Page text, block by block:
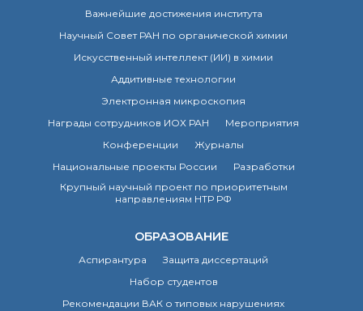
Важнейшие достижения института
Научный Совет РАН по органической химии
Искусственный интеллект (ИИ) в химии
Аддитивные технологии
Электронная микроскопия
Награды сотрудников ИОХ РАН
Мероприятия
Конференции
Журналы
Национальные проекты России
Разработки
Крупный научный проект по приоритетным
направлениям НТР РФ
ОБРАЗОВАНИЕ
Аспирантура
Защита диссертаций
Набор студентов
Рекомендации ВАК о типовых нарушениях